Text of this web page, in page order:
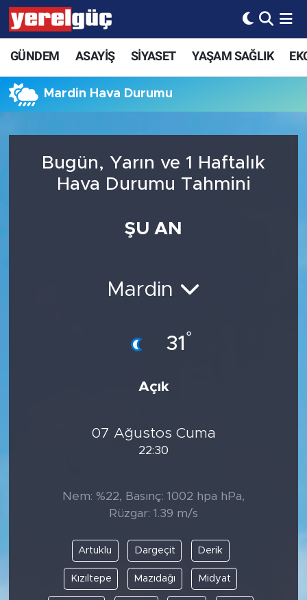
GÜNDEM ASAYİŞ SİYASET YAŞAM SAĞLIK
Mardin Hava Durumu
Bugün, Yarın ve 1 Haftalık
Hava Durumu Tahmini
ŞU AN
Mardin
31 °
Açık
07 Ağustos Cuma
22:30
Nem: %22, Basınç: 1002 hpa hPa,
Rüzgar: 1.39 m/s
Artuklu Dargeçit Derik
Kızıltepe Mazıdağı Midyat